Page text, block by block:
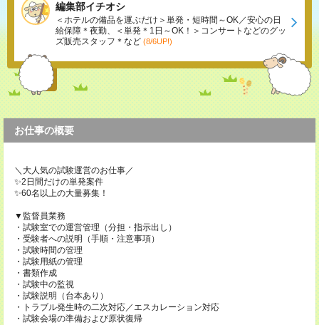
編集部イチオシ
＜ホテルの備品を運ぶだけ＞単発・短時間～OK／安心の日
給保障＊夜勤、＜単発＊1日～OK！＞コンサートなどのグッ
ズ販売スタッフ＊など (8/6UP!)
お仕事の概要
＼大人気の試験運営のお仕事／
✨2日間だけの単発案件
✨60名以上の大量募集！
▼監督員業務
・試験室での運営管理（分担・指示出し）
・受験者への説明（手順・注意事項）
・試験時間の管理
・試験用紙の管理
・書類作成
・試験中の監視
・試験説明（台本あり）
・トラブル発生時の二次対応／エスカレーション対応
・試験会場の準備および原状復帰